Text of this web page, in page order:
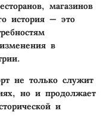
магазинов
история — это
в
не только служит
но и продолжает
и